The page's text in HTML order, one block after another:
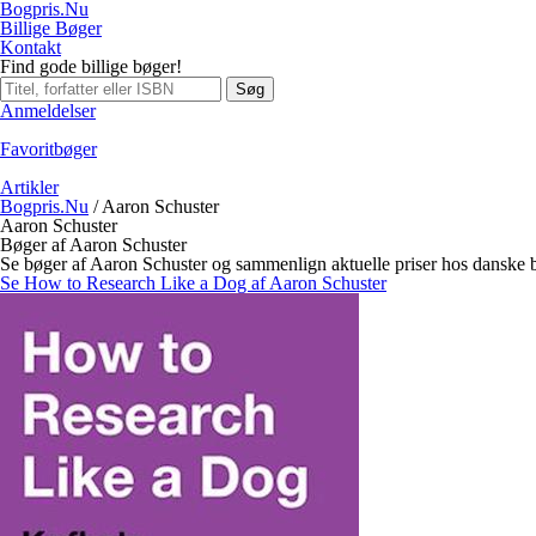
Bogpris.Nu
Billige Bøger
Kontakt
Find gode billige bøger!
Søg
Anmeldelser
Favoritbøger
Artikler
Bogpris.Nu /Aaron Schuster
Aaron Schuster
Bøger af Aaron Schuster
Se bøger af Aaron Schuster og sammenlign aktuelle priser hos danske
Se How to Research Like a Dog af Aaron Schuster